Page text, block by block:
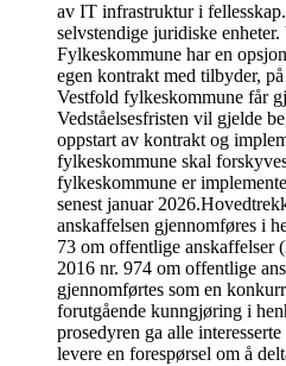
av IT infrastruktur i
selvstendige juridiske
Fylkeskommune har en
egen kontrakt med tilbyder,
Vestfold fylkeskommune får
Vedståelsesfristen vil gjelde
oppstart av kontrakt og
fylkeskommune skal
fylkeskommune er
senest januar 2026.
anskaffelsen gjennomføres i
73 om offentlige
2016 nr. 974 om offentlige
gjennomførtes som en
forutgående kunngjøring i
prosedyren ga alle
levere en forespørsel om å